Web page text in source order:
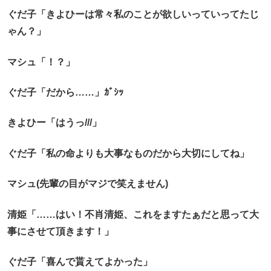
ぐだ子「きよひーは常々私のことが欲しいっていってたじ
ゃん？」
マシュ「！？」
ぐだ子「だから……」ｶﾞｼｯ
きよひー「はうっ///」
ぐだ子「私の命よりも大事なものだから大切にしてね」
マシュ(先輩の目がマジで笑えません)
清姫「……はい！不肖清姫、これをますたぁだと思って大
事にさせて頂きます！」
ぐだ子「喜んで貰えてよかった」